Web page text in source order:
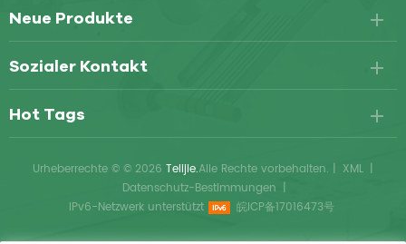
Neue Produkte
Sozialer Kontakt
Hot Tags
Urheberrechte © © 2026 Telijie.Alle Rechte vorbehalten. | XML |
Datenschutz-Bestimmungen |
IPv6-Netzwerk unterstützt
皖ICP备17016473号